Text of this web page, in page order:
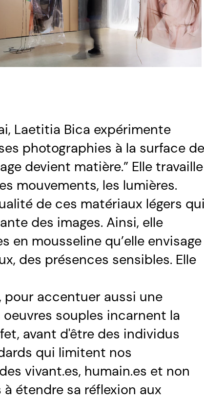
Laetitia Bica expérimente
photographies à la surface de
devient matière.” Elle travaille
mouvements, les lumières.
de ces matériaux légers
des images. Ainsi, elle
en mousseline qu’elle envisage
des présences sensibles. Elle
accentuer aussi une
souples incarnent la
avant d'être des individus
qui limitent nos
vivant.es, humain.es et non
étendre sa réflexion aux